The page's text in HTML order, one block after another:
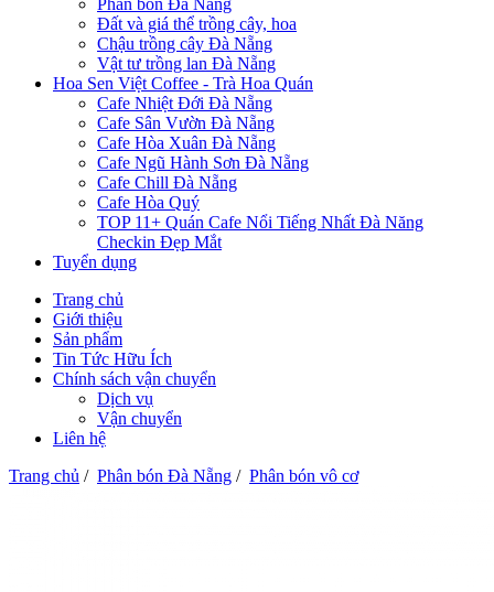
Phân bón Đà Nẵng
Đất và giá thể trồng cây, hoa
Chậu trồng cây Đà Nẵng
Vật tư trồng lan Đà Nẵng
Hoa Sen Việt Coffee - Trà Hoa Quán
Cafe Nhiệt Đới Đà Nẵng
Cafe Sân Vườn Đà Nẵng
Cafe Hòa Xuân Đà Nẵng
Cafe Ngũ Hành Sơn Đà Nẵng
Cafe Chill Đà Nẵng
Cafe Hòa Quý
TOP 11+ Quán Cafe Nổi Tiếng Nhất Đà Năng
Checkin Đẹp Mắt
Tuyển dụng
Trang chủ
Giới thiệu
Sản phẩm
Tin Tức Hữu Ích
Chính sách vận chuyển
Dịch vụ
Vận chuyển
Liên hệ
Trang chủ / Phân bón Đà Nẵng / Phân bón vô cơ